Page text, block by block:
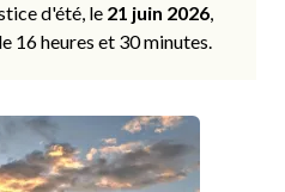
d'été, le 21 juin 2026,
16 heures et 30 minutes.